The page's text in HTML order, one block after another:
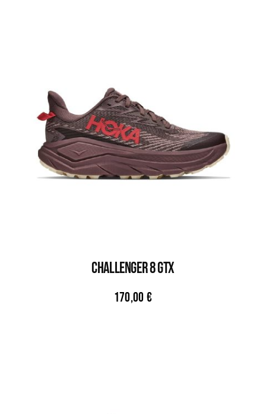
CHALLENGER 8 GTX
170,00 €